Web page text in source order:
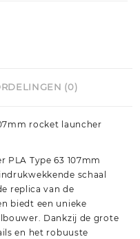
(0)
rocket launcher
PLA Type 63 107mm
schaal
replica van de
biedt een unieke
Dankzij de grote
en het robuuste